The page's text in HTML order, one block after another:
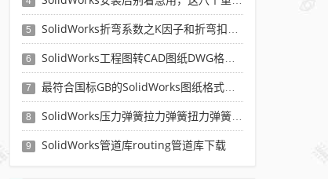
5 SolidWorks折弯系数之K因子和折弯扣除表-溪风推荐
6 SolidWorks工程图转CAD图纸DWG格式映射文件无乱码可分层-溪风亲测推荐
7 最符合国标GB的SolidWorks图纸格式和图纸模板下载-溪风专用版
8 SolidWorks压力弹簧拉力弹簧扭力弹簧涡卷弹簧自动生成宏程序下载
9 SolidWorks管道库routing管道库下载